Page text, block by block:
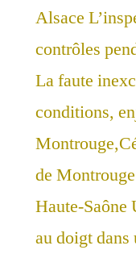
Alsace
contrôles
La faute
conditions,
de Montrouge
Haute-Saône
au doigt